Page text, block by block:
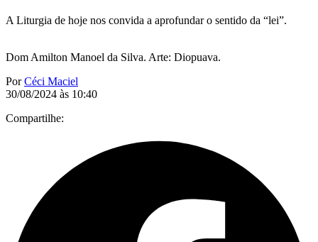
A Liturgia de hoje nos convida a aprofundar o sentido da “lei”.
Dom Amilton Manoel da Silva. Arte: Diopuava.
PorCéci Maciel
30/08/2024 às 10:40
Compartilhe: